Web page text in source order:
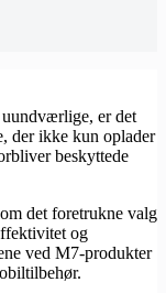
uundværlige, er det
der ikke kun oplader
beskyttede
det foretrukne valg
og
ved M7-produkter